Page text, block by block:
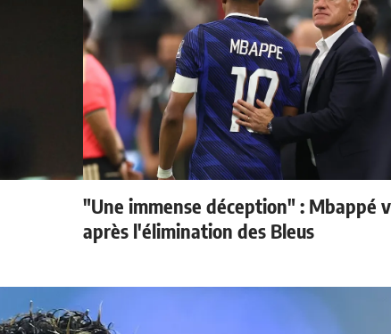
"Une immense déception" : Mbappé
après l'élimination des Bleus